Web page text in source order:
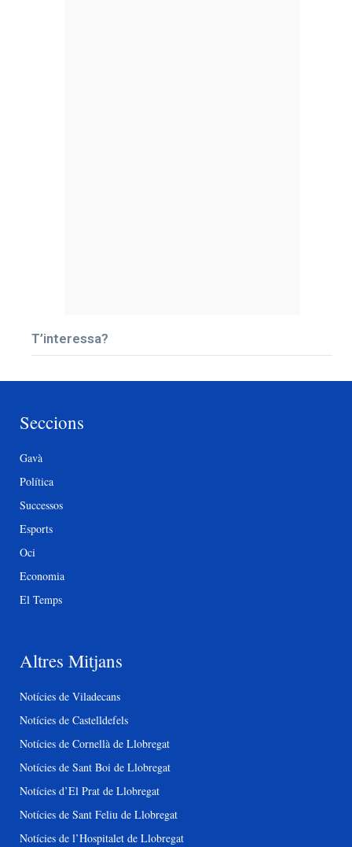
T’interessa?
Seccions
Gavà
Política
Successos
Esports
Oci
Economia
El Temps
Altres Mitjans
Notícies de Viladecans
Notícies de Castelldefels
Notícies de Cornellà de Llobregat
Notícies de Sant Boi de Llobregat
Notícies d’El Prat de Llobregat
Notícies de Sant Feliu de Llobregat
Notícies de l’Hospitalet de Llobregat